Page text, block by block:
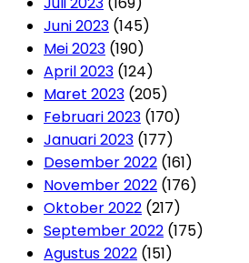
Juni 2023 (145)
Mei 2023 (190)
April 2023 (124)
Maret 2023 (205)
Februari 2023 (170)
Januari 2023 (177)
Desember 2022 (161)
November 2022 (176)
Oktober 2022 (217)
September 2022 (175)
Agustus 2022 (151)